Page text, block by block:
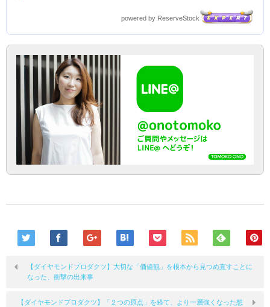
powered by ReserveStock
【ダイヤモンドプロダクツ】大切な「価値観」を根本から見つめ直すことに
なった、衝撃の出来事
【ダイヤモンドプロダクツ】「２つの原点」を経て、より一層強くなった想